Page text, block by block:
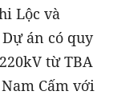
Lộc và
án có quy
từ TBA
Cấm với